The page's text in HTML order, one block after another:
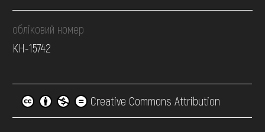
обліковий номер
КН-15742
Creative Commons Attribution